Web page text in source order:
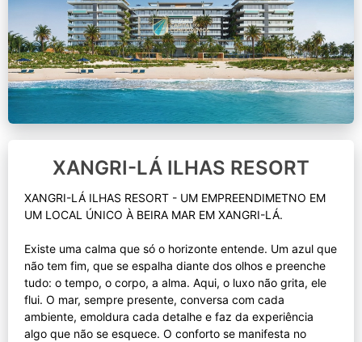
XANGRI-LÁ ILHAS RESORT
XANGRI-LÁ ILHAS RESORT - UM EMPREENDIMETNO EM
UM LOCAL ÚNICO À BEIRA MAR EM XANGRI-LÁ.
Existe uma calma que só o horizonte entende. Um azul que
não tem fim, que se espalha diante dos olhos e preenche
tudo: o tempo, o corpo, a alma. Aqui, o luxo não grita, ele
flui. O mar, sempre presente, conversa com cada
ambiente, emoldura cada detalhe e faz da experiência
algo que não se esquece. O conforto se manifesta no